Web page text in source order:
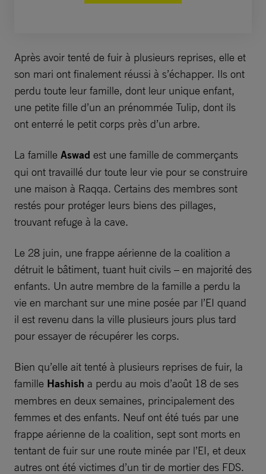
Après avoir tenté de fuir à plusieurs reprises, elle et
son mari ont finalement réussi à s’échapper. Ils ont
perdu toute leur famille, dont leur unique enfant,
une petite fille d’un an prénommée Tulip, dont ils
ont enterré le petit corps près d’un arbre.
La famille Aswad est une famille de commerçants
qui ont travaillé dur toute leur vie pour se construire
une maison à Raqqa. Certains des membres sont
restés pour protéger leurs biens des pillages,
trouvant refuge à la cave.
Le 28 juin, une frappe aérienne de la coalition a
détruit le bâtiment, tuant huit civils – en majorité des
enfants. Un autre membre de la famille a perdu la
vie en marchant sur une mine posée par l’EI quand
il est revenu dans la ville plusieurs jours plus tard
pour essayer de récupérer les corps.
Bien qu’elle ait tenté à plusieurs reprises de fuir, la
famille Hashish a perdu au mois d’août 18 de ses
membres en deux semaines, principalement des
femmes et des enfants. Neuf ont été tués par une
frappe aérienne de la coalition, sept sont morts en
tentant de fuir sur une route minée par l’EI, et deux
autres ont été victimes d’un tir de mortier des FDS.